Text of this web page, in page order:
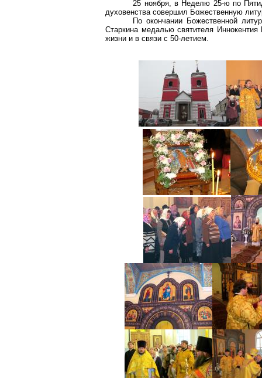
25 ноября, в Неделю 25-ю по
духовенства совершил Божественную
По окончании Божественной
Старкинамедалью святителя Иннокентия
жизни и в связи с 50-летием.